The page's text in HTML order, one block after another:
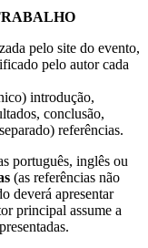
pelo site do evento,
pelo autor cada
introdução,
conclusão,
referências.
português, inglês ou
(as referências não
deverá apresentar
principal assume a